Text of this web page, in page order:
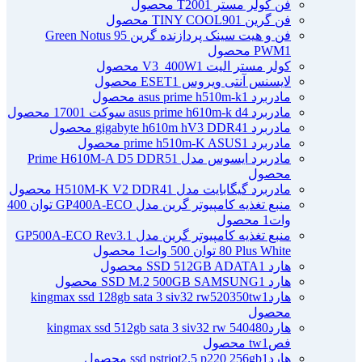
فن کولر مستر T200
1 محصول
فن گرین TINY COOL90 1 محصول
فن و هیت سینک پردازنده گرین Green Notus 95
PWM1 محصول
کولر مستر الیت V3_400W 1 محصول
لایسنس آنتی ویروس ESET 1 محصول
مادربرد asus prime h510m-k 1 محصول
مادربرد asus prime h610m-k d4 سوکت 1700
1 محصول
مادربرد gigabyte h610m hV3 DDR4 1 محصول
مادربرد prime h510m-K ASUS 1 محصول
مادربرد ایسوس مدل Prime H610M-A D5 DDR5 1
محصول
مادربرد گیگابایت مدل H510M-K V2 DDR4 1 محصول
منبع تغذیه کامپیوتر گرین مدل GP400A-ECO توان 400
وات 1 محصول
منبع تغذیه کامپیوتر گرین مدل GP500A-ECO Rev3.1
80 Plus White توان 500 وات
1 محصول
هارد SSD 512GB ADATA 1 محصول
هارد SSD M.2 500GB SAMSUNG 1 محصول
هاردkingmax ssd 128gb sata 3 siv32 rw520350tw 1
محصول
هاردkingmax ssd 512gb sata 3 siv32 rw 540480
فصtw 1 محصول
هاردssd pstriot2.5 p220 256gb 1 محصول